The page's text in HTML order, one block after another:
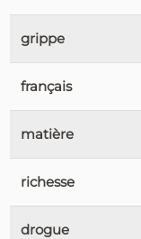
grippe
français
matière
richesse
drogue